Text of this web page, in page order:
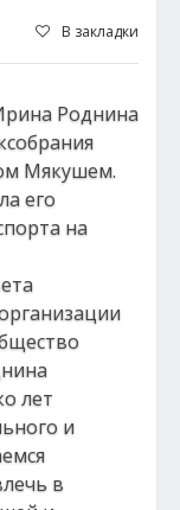
В закладки
Роднина
Мякушем.
его
на
лет
и
в